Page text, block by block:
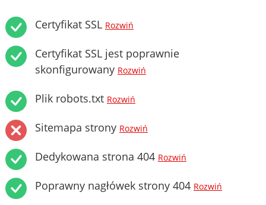
Certyfikat SSL Rozwiń
Certyfikat SSL jest poprawnie
skonfigurowany Rozwiń
Plik robots.txt Rozwiń
Sitemapa strony Rozwiń
Dedykowana strona 404 Rozwiń
Poprawny nagłówek strony 404 Rozwiń